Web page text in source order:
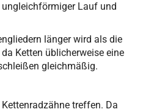
ungleichförmiger Lauf und
länger wird als die
Ketten üblicherweise eine
gleichmäßig.
treffen. Da